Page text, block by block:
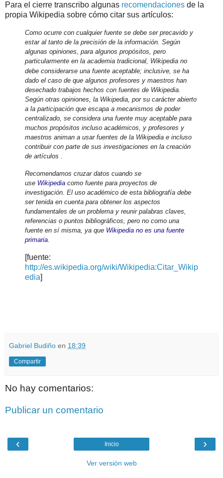
Para el cierre transcribo algunas recomendaciones de la
propia Wikipedia sobre cómo citar sus artículos:
Como ocurre con cualquier fuente se debe ser precavido y
estar al tanto de la precisión de la información. Según
algunas opiniones, para algunos propósitos, pero
particularmente en la academia tradicional, Wikipedia no
debe considerarse una fuente aceptable; inclusive, se ha
dado el caso de que algunos profesores y maestros han
desechado trabajos hechos con fuentes de Wikipedia
Según otras opiniones, la Wikipedia, por su carácter abierto
a la participación que escapa a mecanismos de poder
centralizado, se considera una fuente muy aceptable para
muchos propósitos incluso académicos, y profesores y
maestros animan a usar fuentes de la Wikipedia e incluso
contribuir con parte de sus investigaciones en la creación
de artículos .
Recomendamos cruzar datos cuando se
use Wikipedia como fuente para proyectos de
investigación. El uso académico de esta bibliografía debe
ser tenida en cuenta para obtener los aspectos
fundamentales de un problema y reunir palabras claves,
referencias o puntos bibliográficos, pero no como una
fuente en sí misma, ya que Wikipedia no es una fuente
primaria
[fuente:
http://es.wikipedia.org/wiki/Wikipedia:Citar_Wikip
edia]
Gabriel Budiño en 18:39
Compartir
No hay comentarios:
Publicar un comentario
‹ ›
Inicio
Ver versión web